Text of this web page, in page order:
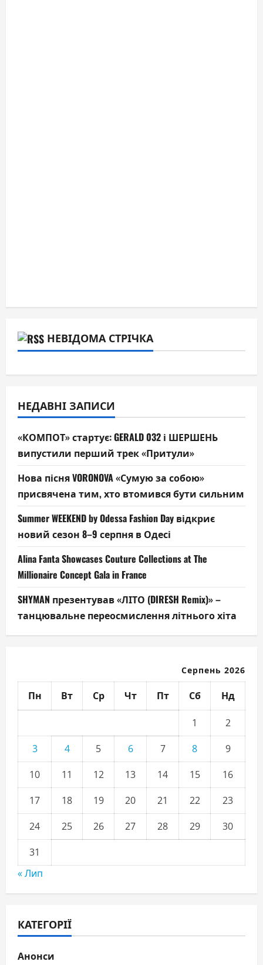
НЕВІДОМА СТРІЧКА
НЕДАВНІ ЗАПИСИ
«КОМПОТ» стартує: GERALD 032 і ШЕРШЕНЬ
випустили перший трек «Притули»
Нова пісня VORONOVA «Сумую за собою»
присвячена тим, хто втомився бути сильним
Summer WEEKEND by Odessa Fashion Day відкриє
новий сезон 8–9 серпня в Одесі
Alina Fanta Showcases Couture Collections at The
Millionaire Concept Gala in France
SHYMAN презентував «ЛІТО (DIRESH Remix)» –
танцювальне переосмислення літнього хіта
Серпень 2026
Пн Вт Ср Чт Пт Сб Нд
1
2
3
4 5 6 7 8
9
10
11 12 13 14 15
16
17
18 19 20 21 22
23
24
25 26 27 28 29
30
31
« Лип
КАТЕГОРІЇ
Анонси